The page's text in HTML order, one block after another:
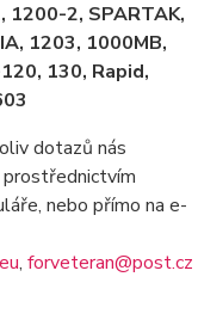
1200-2, SPARTAK,
1203, 1000MB,
130, Rapid,
dotazů nás
nebo přímo na e-
, forveteran@post.cz